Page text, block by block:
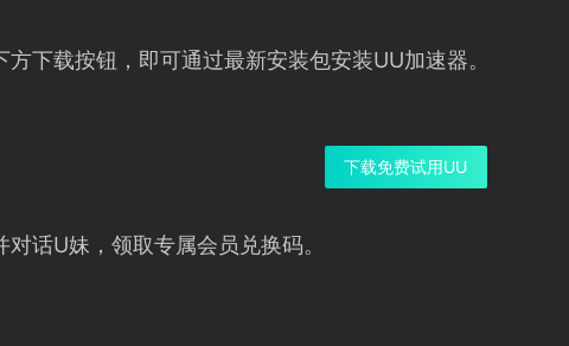
方下载按钮，即可通过最新安装包安装UU加速器。
下载免费试用UU
话U妹，领取专属会员兑换码。